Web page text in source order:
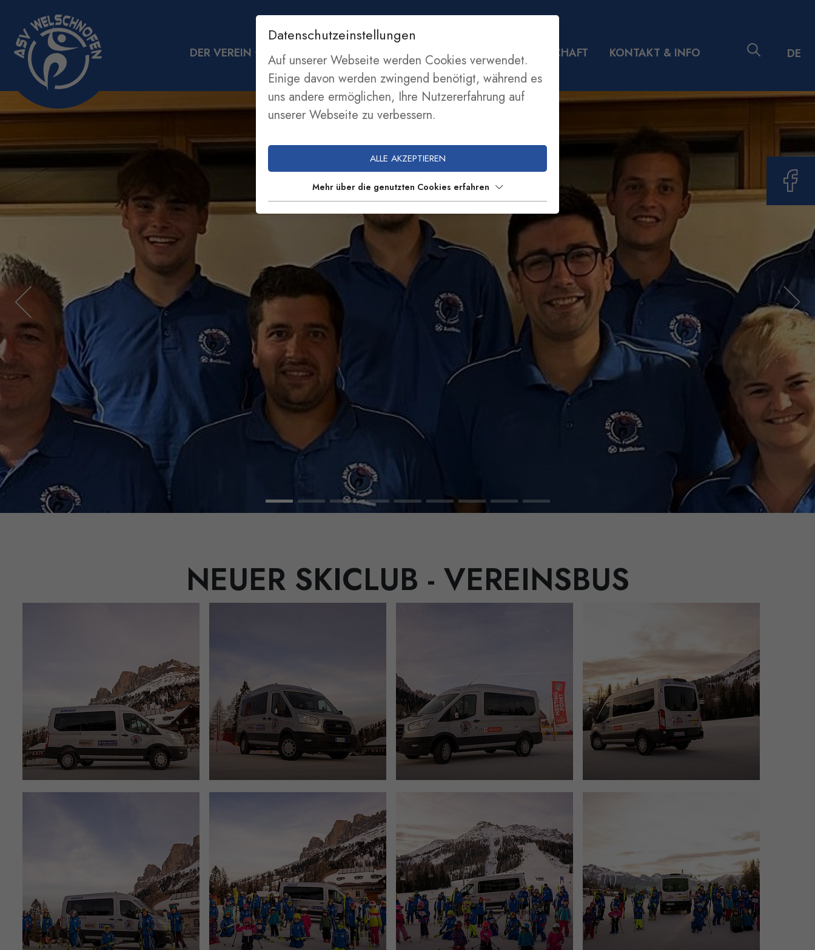
NEUER SKICLUB - VEREINSBUS
Datenschutzeinstellungen
Auf unserer Webseite werden Cookies verwendet.
Einige davon werden zwingend benötigt, während es
uns andere ermöglichen, Ihre Nutzererfahrung auf
unserer Webseite zu verbessern.
ALLE AKZEPTIEREN
Mehr über die genutzten Cookies erfahren
DER VEREIN SEKTIONEN NEWS SPONSOREN MITGLIEDSCHAFT KONTAKT & INFO DE